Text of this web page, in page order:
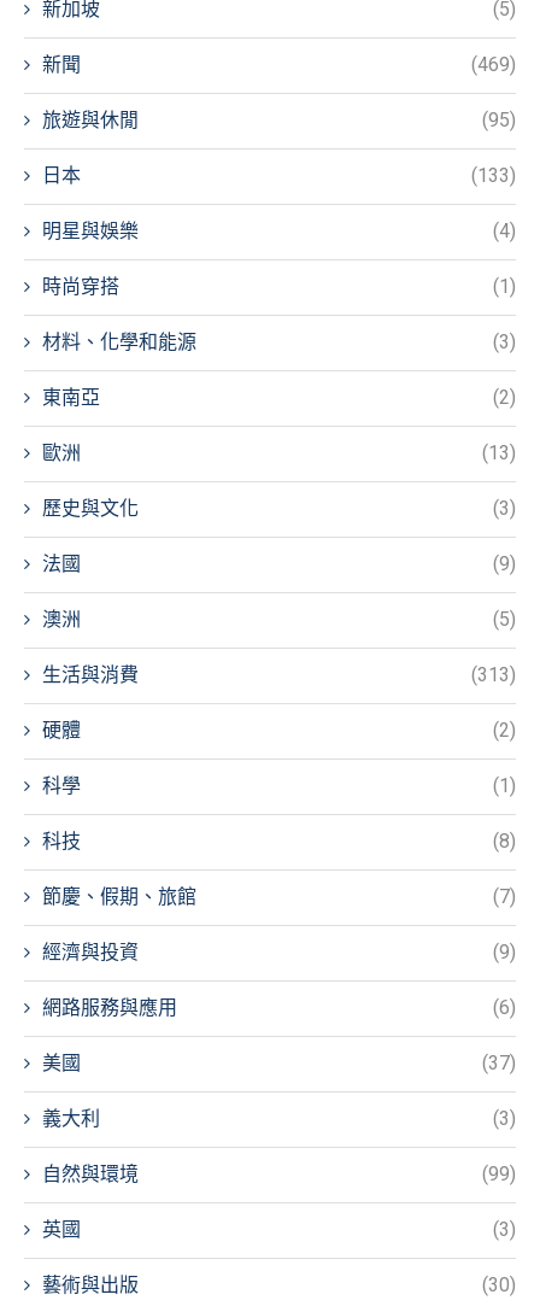
新加坡 (5)
新聞 (469)
旅遊與休閒 (95)
日本 (133)
明星與娛樂 (4)
時尚穿搭 (1)
材料、化學和能源 (3)
東南亞 (2)
歐洲 (13)
歷史與文化 (3)
法國 (9)
澳洲 (5)
生活與消費 (313)
硬體 (2)
科學 (1)
科技 (8)
節慶、假期、旅館 (7)
經濟與投資 (9)
網路服務與應用 (6)
美國 (37)
義大利 (3)
自然與環境 (99)
英國 (3)
藝術與出版 (30)